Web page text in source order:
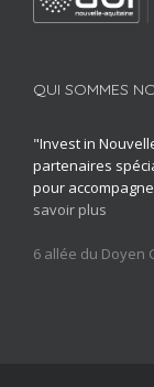
QUI SOMMES
"Invest in
partenaires
pour
savoir plus
6 allée du Doyen